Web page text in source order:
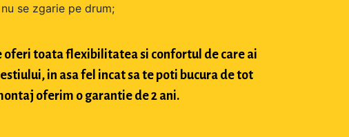
se zgarie pe drum;
oferi toata flexibilitatea si confortul de care ai
in asa fel incat sa te poti bucura de tot
oferim o garantie de 2 ani.